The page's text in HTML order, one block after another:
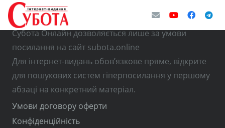
© Використання матеріалів з інтернет-видання
Субота Онлайн дозволяється лише за умови
посилання на сайт subota.online
Для інтернет-видань обов’язкове пряме, відкрите
для пошукових систем гіперпосилання у першому
абзаці на конкретний матеріал.
Умови договору оферти
Конфіденційність